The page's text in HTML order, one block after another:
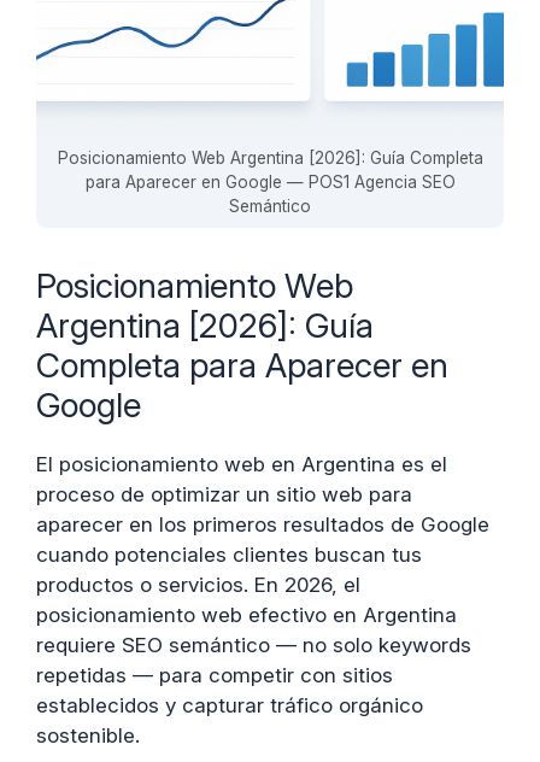
Posicionamiento Web Argentina [2026]: Guía Completa
para Aparecer en Google — POS1 Agencia SEO
Semántico
Posicionamiento Web
Argentina [2026]: Guía
Completa para Aparecer en
Google
El posicionamiento web en Argentina es el
proceso de optimizar un sitio web para
aparecer en los primeros resultados de Google
cuando potenciales clientes buscan tus
productos o servicios. En 2026, el
posicionamiento web efectivo en Argentina
requiere SEO semántico — no solo keywords
repetidas — para competir con sitios
establecidos y capturar tráfico orgánico
sostenible.